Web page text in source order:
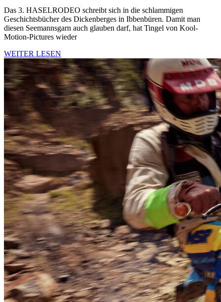
Das 3. HASELRODEO schreibt sich in die schlammigen
Geschichtsbücher des Dickenberges in Ibbenbüren. Damit man
diesen Seemannsgarn auch glauben darf, hat Tingel von Kool-
Motion-Pictures wieder
WEITER LESEN